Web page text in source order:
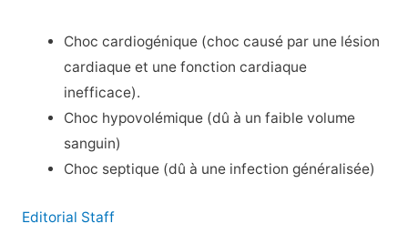
Choc cardiogénique (choc causé par une lésion
cardiaque et une fonction cardiaque
inefficace).
Choc hypovolémique (dû à un faible volume
sanguin)
Choc septique (dû à une infection généralisée)
Editorial Staff